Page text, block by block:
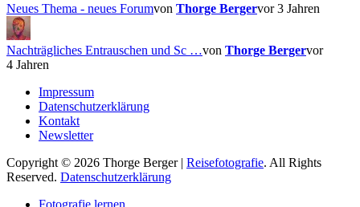
Neues Thema - neues Forumvon Thorge Bergervor 3 Jahren
Nachträgliches Entrauschen und Sc …von Thorge Bergervor
4 Jahren
Impressum
Datenschutzerklärung
Kontakt
Newsletter
Copyright © 2026 Thorge Berger | Reisefotografie. All Rights
Reserved. Datenschutzerklärung
Fotografie lernen